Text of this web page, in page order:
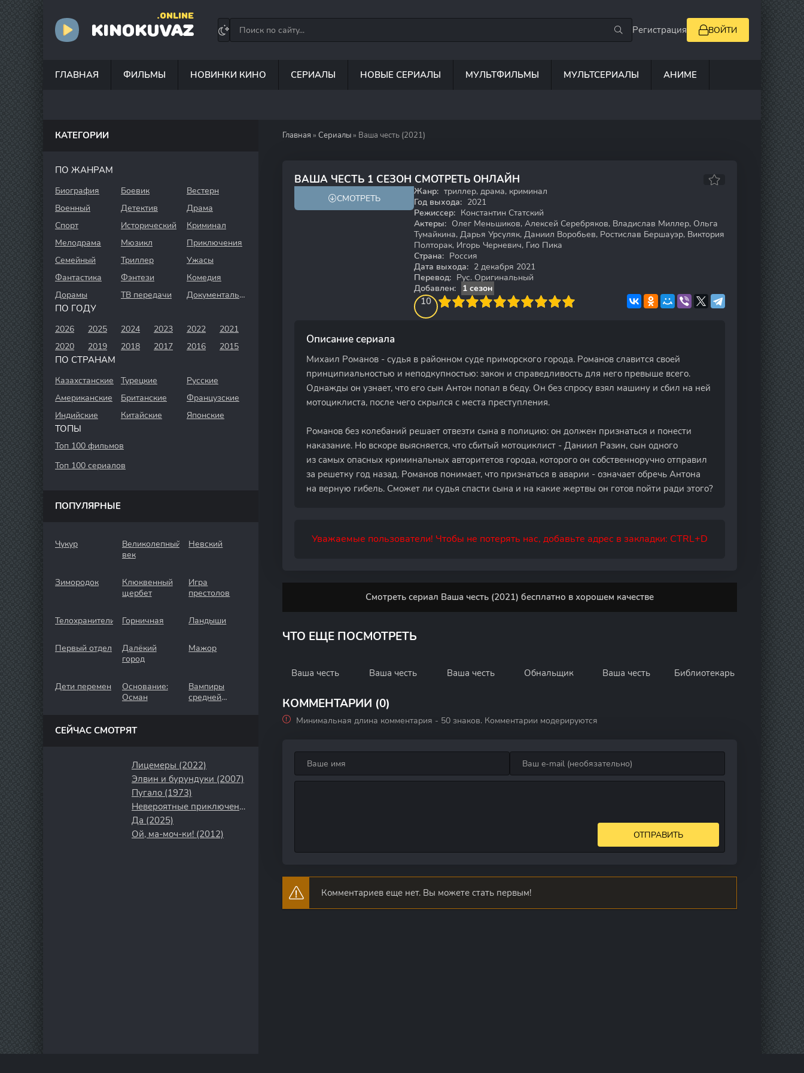
KINOKUVAZ
.ONLINE
Регистрация ВОЙТИ
ГЛАВНАЯ ФИЛЬМЫ НОВИНКИ КИНО СЕРИАЛЫ НОВЫЕ СЕРИАЛЫ МУЛЬТФИЛЬМЫ МУЛЬТСЕРИАЛЫ АНИМЕ
Главная » Сериалы » Ваша честь (2021)
ВАША ЧЕСТЬ 1 СЕЗОН СМОТРЕТЬ ОНЛАЙН
8.2
СМОТРЕТЬ
Жанр: триллер, драма, криминал
Год выхода: 2021
Режиссер: Константин Статский
Актеры: Олег Меньшиков, Алексей Серебряков, Владислав Миллер, Ольга
Тумайкина, Дарья Урсуляк, Даниил Воробьев, Ростислав Бершауэр, Виктория
Полторак, Игорь Черневич, Гио Пика
Страна: Россия
Дата выхода: 2 декабря 2021
Перевод: Рус. Оригинальный
Добавлен:
1 сезон
10
4 5 6 7 8 9 10
Описание сериала
Михаил Романов - судья в районном суде приморского города. Романов славится своей
принципиальностью и неподкупностью: закон и справедливость для него превыше всего.
Однажды он узнает, что его сын Антон попал в беду. Он без спросу взял машину и сбил на ней
мотоциклиста, после чего скрылся с места преступления.
Романов без колебаний решает отвезти сына в полицию: он должен признаться и понести
наказание. Но вскоре выясняется, что сбитый мотоциклист - Даниил Разин, сын одного
из самых опасных криминальных авторитетов города, которого он собственноручно отправил
за решетку год назад. Романов понимает, что признаться в аварии - означает обречь Антона
на верную гибель. Сможет ли судья спасти сына и на какие жертвы он готов пойти ради этого?
Уважаемые пользователи! Чтобы не потерять нас, добавьте адрес в закладки: CTRL+D
Смотреть сериал Ваша честь (2021) бесплатно в хорошем качестве
ЧТО ЕЩЕ ПОСМОТРЕТЬ
Ваша честь Ваша честь Ваша честь Обнальщик Ваша честь Библиотекарь
КОММЕНТАРИИ (0)
Минимальная длина комментария - 50 знаков. Комментарии модерируются
ОТПРАВИТЬ
Комментариев еще нет. Вы можете стать первым!
КАТЕГОРИИ
ПО ЖАНРАМ
Биография Боевик
Вестерн
Военный
Детектив
Драма
Спорт
Исторический
Криминал
Мелодрама
Мюзикл
Приключения
Семейный
Триллер
Ужасы
Фантастика
Фэнтези
Комедия
Дорамы
ТВ передачи Документальный
ПО ГОДУ
2026 2025 2024 2023 2022
2021
2020
2019 2018 2017 2016 2015
ПО СТРАНАМ
Казахстанские Турецкие
Русские
Американские
Британские
Французские
Индийские
Китайские Японские
ТОПЫ
Топ 100 фильмов
Топ 100 сериалов
ПОПУЛЯРНЫЕ
Чукур
Великолепный
век
Невский
Зимородок
Клюквенный
щербет
Игра
престолов
Телохранители Горничная Ландыши
Первый отдел
Далёкий
город
Мажор
Дети перемен
Основание:
Осман
Вампиры
средней
СЕЙЧАС СМОТРЯТ
Лицемеры (2022)
Элвин и бурундуки (2007)
Пугало (1973)
Невероятные приключения Гампи (2021)
Да (2025)
Ой, ма-моч-ки! (2012)